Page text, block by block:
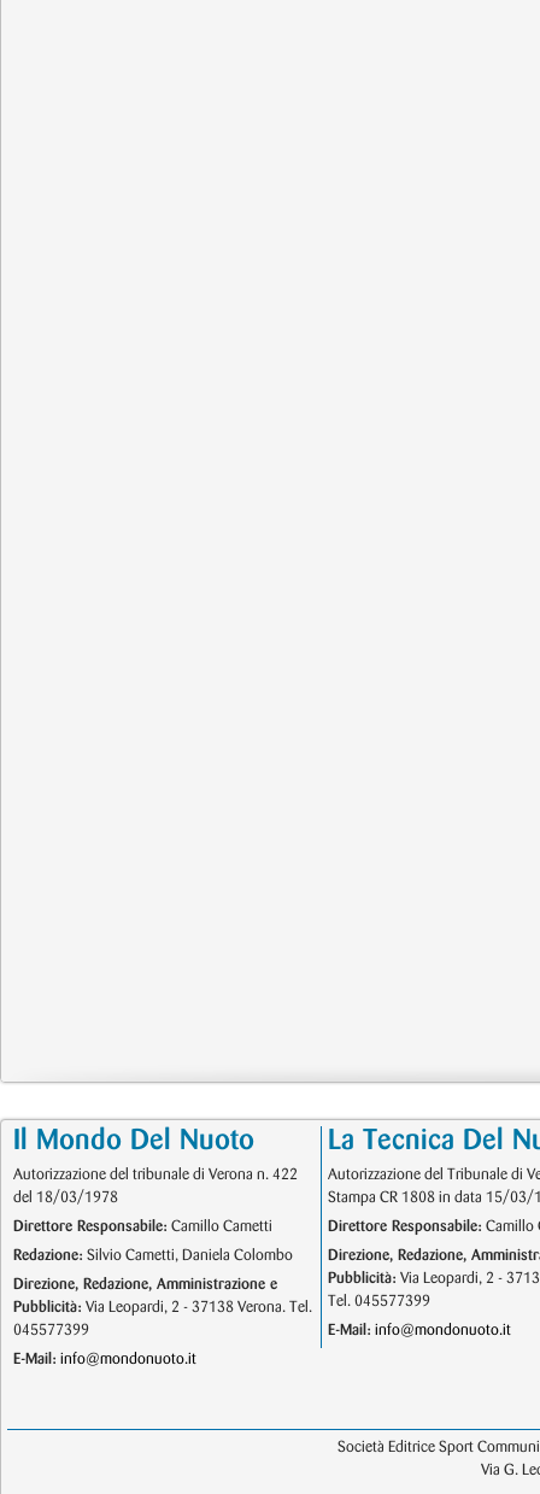
Il Mondo Del Nuoto
Autorizzazione del tribunale di Verona n. 422
del 18/03/1978
Direttore Responsabile: Camillo Cametti
Redazione: Silvio Cametti, Daniela Colombo
Direzione, Redazione, Amministrazione e
Pubblicità: Via Leopardi, 2 - 37138 Verona. Tel.
045577399
E-Mail: info@mondonuoto.it
La Tecnica Del
Autorizzazione del Tribunale di
Stampa CR 1808 in data 15/03/
Direttore Responsabile: Camillo
Direzione, Redazione,
Pubblicità: Via Leopardi, 2 -
Tel. 045577399
E-Mail: info@mondonuoto.it
Società Editrice Sport
Via G.